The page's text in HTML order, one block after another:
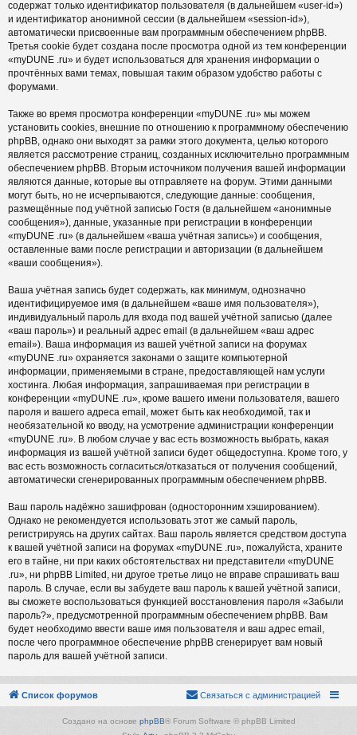
содержат только идентификатор пользователя (в дальнейшем «user-id»)
и идентификатор анонимной сессии (в дальнейшем «session-id»),
автоматически присвоенные вам программным обеспечением phpBB.
Третья cookie будет создана после просмотра одной из тем конференции
«myDUNE .ru» и будет использоваться для хранения информации о
прочтённых вами темах, повышая таким образом удобство работы с
форумами.
Также во время просмотра конференции «myDUNE .ru» мы можем
установить cookies, внешние по отношению к программному обеспечению
phpBB, однако они выходят за рамки этого документа, целью которого
является рассмотрение страниц, созданных исключительно программным
обеспечением phpBB. Вторым источником получения вашей информации
являются данные, которые вы отправляете на форум. Этими данными
могут быть, но не исчерпываются, следующие данные: сообщения,
размещённые под учётной записью Гостя (в дальнейшем «анонимные
сообщения»), данные, указанные при регистрации в конференции
«myDUNE .ru» (в дальнейшем «ваша учётная запись») и сообщения,
оставленные вами после регистрации и авторизации (в дальнейшем
«ваши сообщения»).
Ваша учётная запись будет содержать, как минимум, однозначно
идентифицируемое имя (в дальнейшем «ваше имя пользователя»),
индивидуальный пароль для входа под вашей учётной записью (далее
«ваш пароль») и реальный адрес email (в дальнейшем «ваш адрес
email»). Ваша информация из вашей учётной записи на форумах
«myDUNE .ru» охраняется законами о защите компьютерной
информации, применяемыми в стране, предоставляющей нам услуги
хостинга. Любая информация, запрашиваемая при регистрации в
конференции «myDUNE .ru», кроме вашего имени пользователя, вашего
пароля и вашего адреса email, может быть как необходимой, так и
необязательной ко вводу, на усмотрение администрации конференции
«myDUNE .ru». В любом случае у вас есть возможность выбрать, какая
информация из вашей учётной записи будет общедоступна. Кроме того, у
вас есть возможность согласиться/отказаться от получения сообщений,
автоматически сгенерированных программным обеспечением phpBB.
Ваш пароль надёжно зашифрован (односторонним хэшированием).
Однако не рекомендуется использовать этот же самый пароль,
регистрируясь на других сайтах. Ваш пароль является средством доступа
к вашей учётной записи на форумах «myDUNE .ru», пожалуйста, храните
его в тайне, ни при каких обстоятельствах ни представители «myDUNE
.ru», ни phpBB Limited, ни другое третье лицо не вправе спрашивать ваш
пароль. В случае, если вы забудете ваш пароль к вашей учётной записи,
вы сможете воспользоваться функцией восстановления пароля «Забыли
пароль?», предусмотренной программным обеспечением phpBB. Вам
будет необходимо ввести ваше имя пользователя и ваш адрес email,
после чего программное обеспечение phpBB сгенерирует вам новый
пароль для вашей учётной записи.
Список форумов Связаться с администрацией
Создано на основе phpBB® Forum Software © phpBB Limited